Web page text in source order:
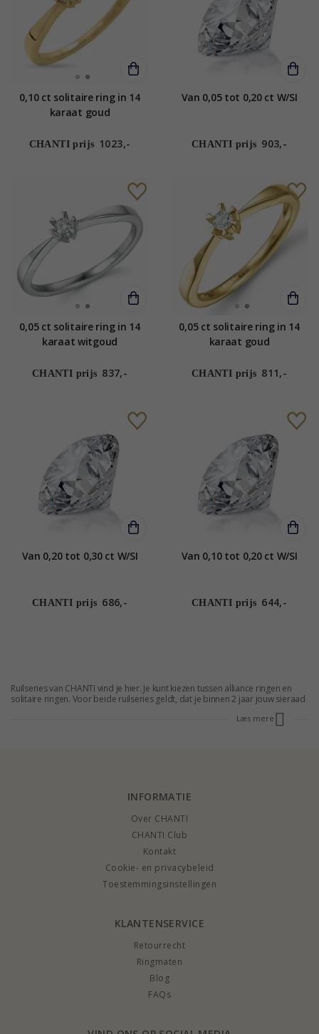
0,10 ct solitaire ring in 14
karaat goud
CHANTI prijs 1023,-
Van 0,05 tot 0,20 ct W/SI
CHANTI prijs 903,-
0,05 ct solitaire ring in 14
karaat witgoud
CHANTI prijs 837,-
0,05 ct solitaire ring in 14
karaat goud
CHANTI prijs 811,-
Van 0,20 tot 0,30 ct W/SI
CHANTI prijs 686,-
Van 0,10 tot 0,20 ct W/SI
CHANTI prijs 644,-
Ruilseries van CHANTI vind je hier. Je kunt kiezen tussen alliance ringen en
solitaire ringen. Voor beide ruilseries geldt, dat je binnen 2 jaar jouw sieraad
betaal jij slechts het verschil in prijs. Je bespaart altijd veel geld bij CHANTI.
Læs mere
INFORMATIE
Over CHANTI
CHANTI Club
Kontakt
Cookie- en privacybeleid
Toestemmingsinstellingen
KLANTENSERVICE
Retourrecht
Ringmaten
Blog
FAQs